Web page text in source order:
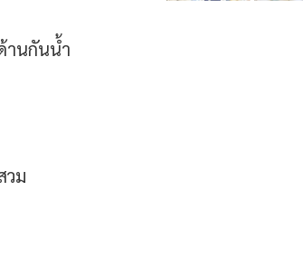
านกันน้ำ
วม